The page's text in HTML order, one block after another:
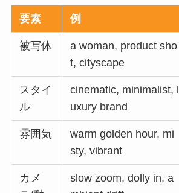
要素 例
被写体
a woman, product sho
t, cityscape
スタイ
ル
cinematic, minimalist, l
uxury brand
雰囲気
warm golden hour, mi
sty, vibrant
カメ
slow zoom, dolly in, a